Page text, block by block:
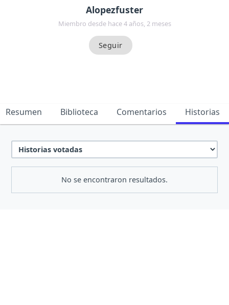
Alopezfuster
Miembro desde hace 4 años, 2 meses
Resumen Biblioteca Comentarios Historias
No se encontraron resultados.